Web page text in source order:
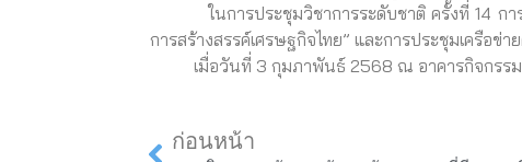
ในการประชุมวิชาการระดับชาติ ครั้งที่ 14 การ
การสร้างสรรค์เศรษฐกิจไทย” และการประชุมเครือ
เมื่อวันที่ 3 กุมภาพันธ์ 2568 ณ อาคารกิจกรรมนั
Prev
ก่อนหน้า